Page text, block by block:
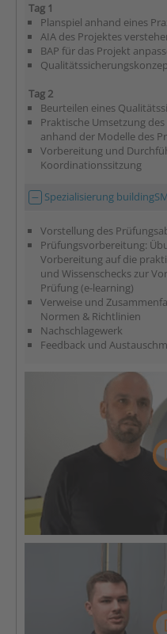
Tag 1
Planspiel anhand eines
AIA des Projektes
BAP für das Projekt
Tag 2
Beurteilen eines
Praktische Umsetzung
anhand der Modelle des
Vorbereitung und
Koordinationssitzung
Spezialisierung buildingSMART
Vorstellung des
Prüfungsvorbereitung:
Vorbereitung auf die
und Wissenschecks zur
Prüfung (e-learning)
Verweise und
Normen & Richtlinien
Nachschlagewerk
Feedback und